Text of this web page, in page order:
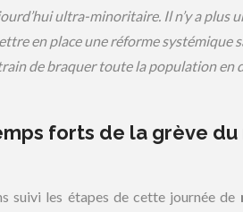
ultra-minoritaire. Il n’y a plus
en place une réforme systémique
de braquer toute la population en
forts de la grève
suivi les étapes de cette journée de